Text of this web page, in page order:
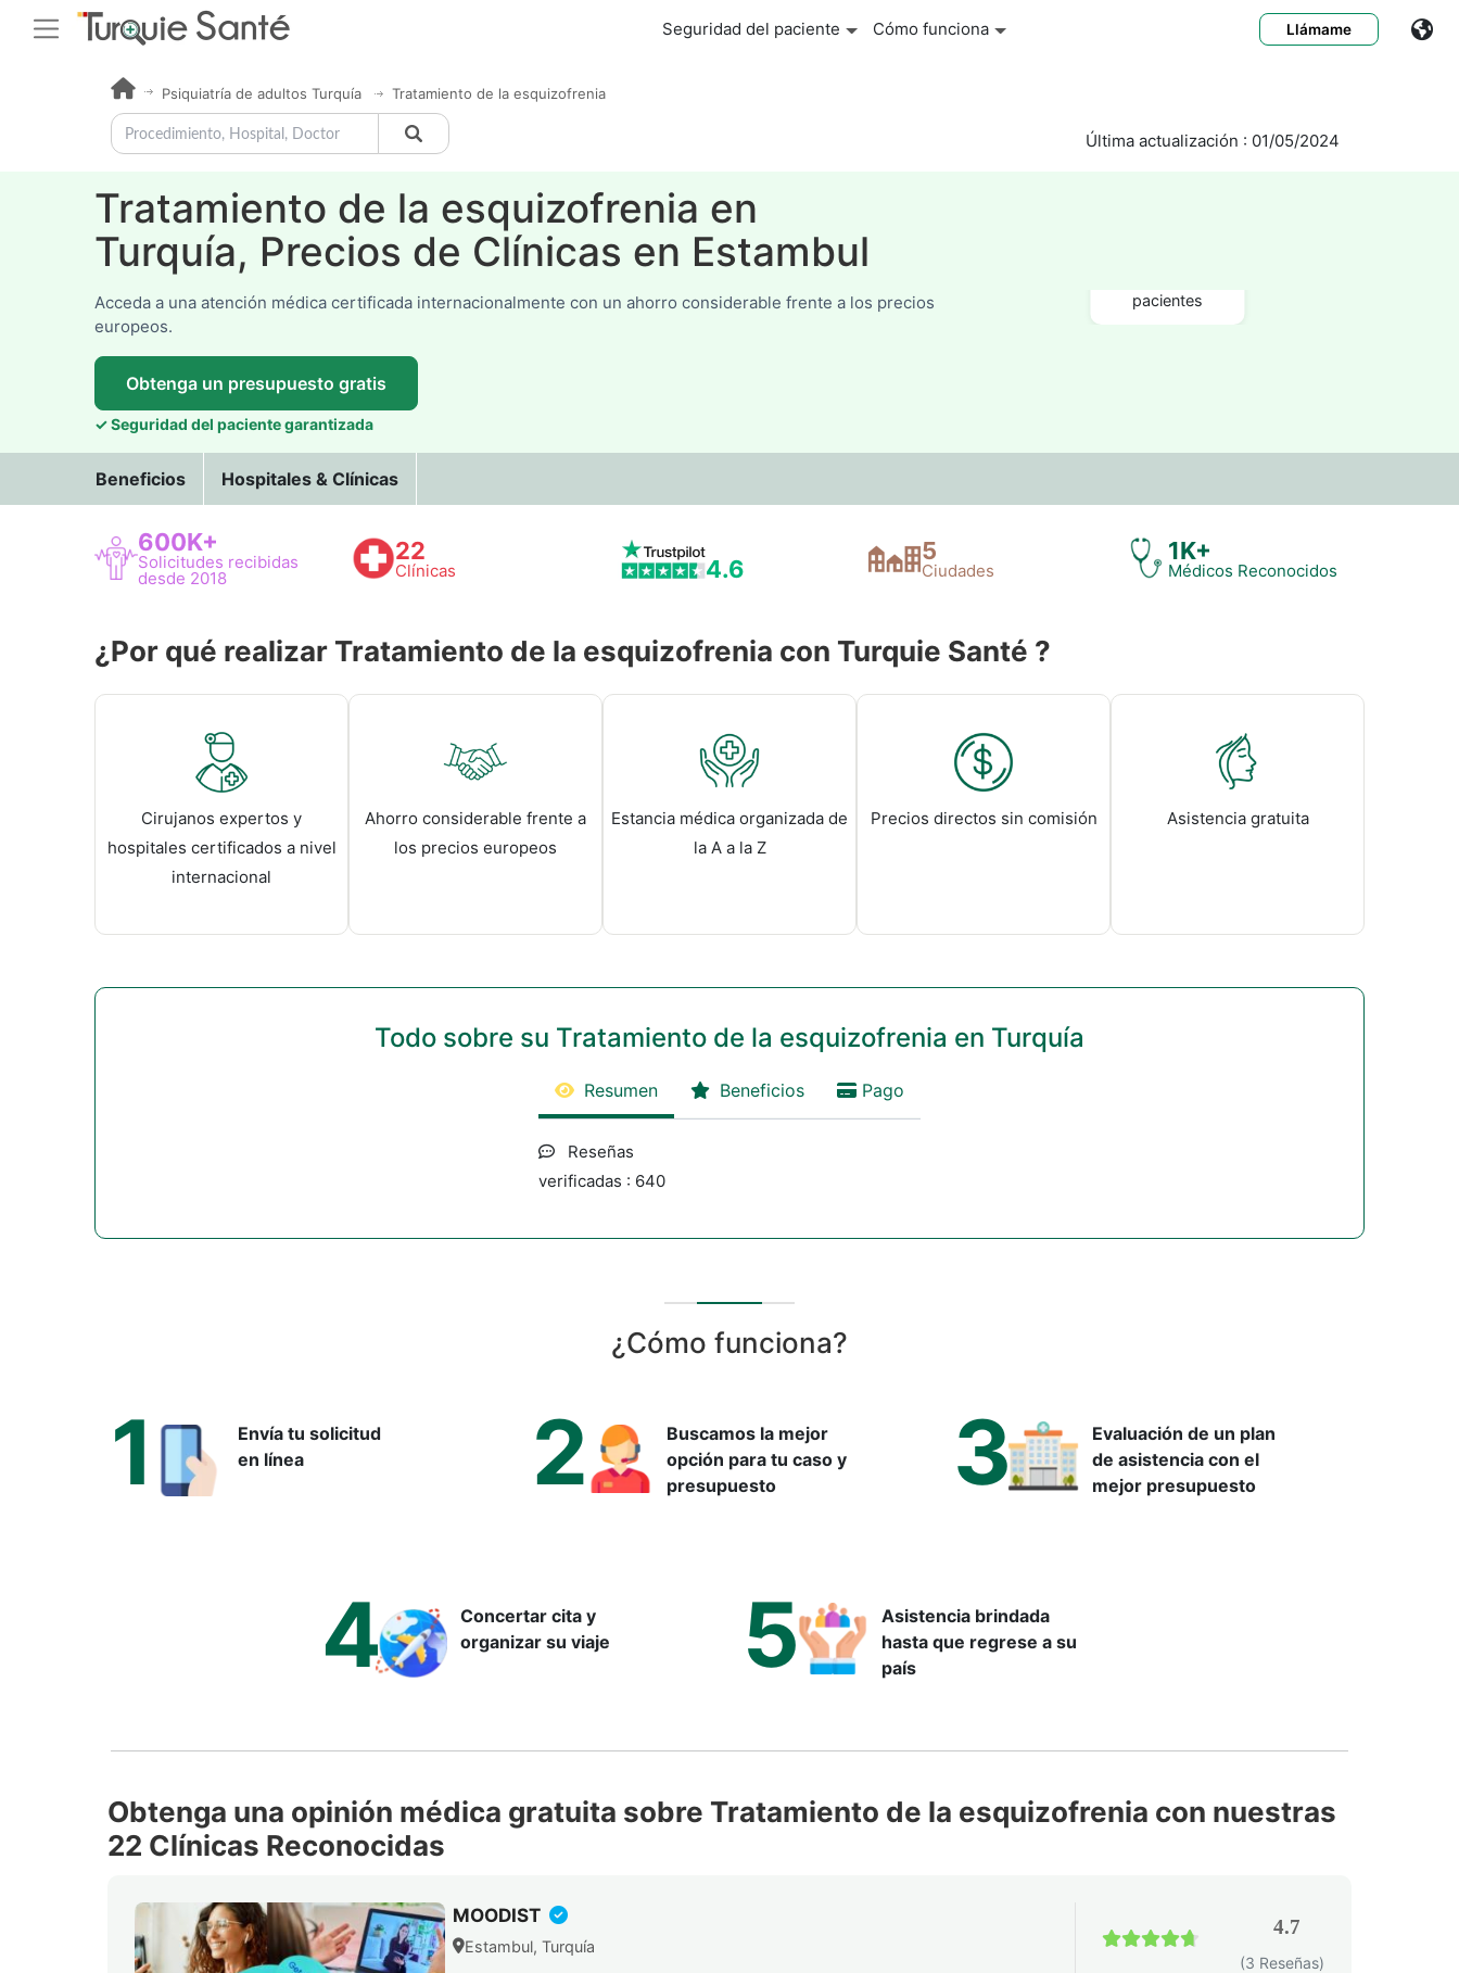
Seguridad del paciente Cómo funciona Llámame
Psiquiatría de adultos Turquía Tratamiento de la esquizofrenia
Última actualización : 01/05/2024
Tratamiento de la esquizofrenia en
Turquía, Precios de Clínicas en Estambul
Acceda a una atención médica certificada internacionalmente con un ahorro considerable frente a los precios
europeos.
Obtenga un presupuesto gratis
✓ Seguridad del paciente garantizada
pacientes
Beneficios Hospitales & Clínicas
600K+
Solicitudes recibidas
desde 2018
22
Clínicas 4.6
5
Ciudades
1K+
Médicos Reconocidos
¿Por qué realizar Tratamiento de la esquizofrenia con Turquie Santé ?
Cirujanos expertos y
hospitales certificados a nivel
internacional
Ahorro considerable frente a
los precios europeos
Estancia médica organizada de
la A a la Z
Precios directos sin comisión Asistencia gratuita
Todo sobre su Tratamiento de la esquizofrenia en Turquía
Resumen Beneficios Pago
Reseñas
verificadas : 640
¿Cómo funciona?
1
Envía tu solicitud
en línea
2
Buscamos la mejor
opción para tu caso y
presupuesto
3
Evaluación de un plan
de asistencia con el
mejor presupuesto
4
Concertar cita y
organizar su viaje
5
Asistencia brindada
hasta que regrese a su
país
Obtenga una opinión médica gratuita sobre Tratamiento de la esquizofrenia con nuestras
22 Clínicas Reconocidas
MOODIST
Estambul, Turquía 4.7 / 5
4.7
(3 Reseñas)